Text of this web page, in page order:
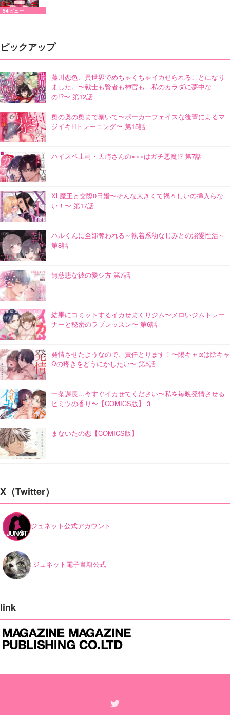
54ビュー
ピックアップ
藤川恋色、異世界でめちゃくちゃイカせられることになり
ました。〜戦士も賢者も神官も…私のカラダに夢中な
の!?〜 第12話
奥の奥の奥まで暴いて〜ポーカーフェイスな後輩によるマ
ジイキHトレーニング〜 第15話
ハイスペ上司・天崎さんの×××はガチ悪魔!? 第7話
XL魔王と交際0日婚〜そんな大きくて禍々しいの挿入らな
い！〜 第17話
ハルくんに全部奪われる～執着系幼なじみとの溺愛性活～
第8話
無慈悲な彼の愛シ方 第7話
結果にコミットするイカせまくりジム〜メロいジムトレー
ナーと秘密のラブレッスン〜 第6話
発情させたようなので、責任とります！〜陽キャαは陰キャ
Ωの疼きをどうにかしたい〜 第5話
一条課長…今すぐイカせてください〜私を毎晩発情させる
ヒミツの香り〜【COMICS版】 3
まないたの恋【COMICS版】
X（Twitter）
ジュネット公式アカウント
ジュネット電子書籍公式
link